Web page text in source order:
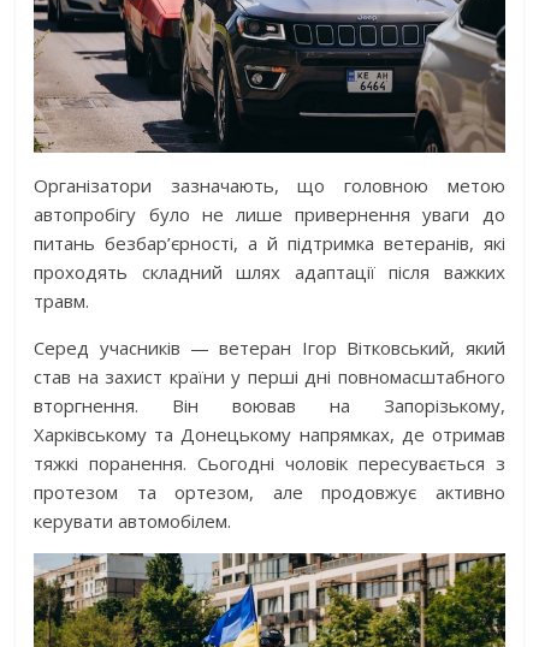
Організатори зазначають, що головною метою
автопробігу було не лише привернення уваги до
питань безбар’єрності, а й підтримка ветеранів, які
проходять складний шлях адаптації після важких
травм.
Серед учасників — ветеран Ігор Вітковський, який
став на захист країни у перші дні повномасштабного
вторгнення. Він воював на Запорізькому,
Харківському та Донецькому напрямках, де отримав
тяжкі поранення. Сьогодні чоловік пересувається з
протезом та ортезом, але продовжує активно
керувати автомобілем.